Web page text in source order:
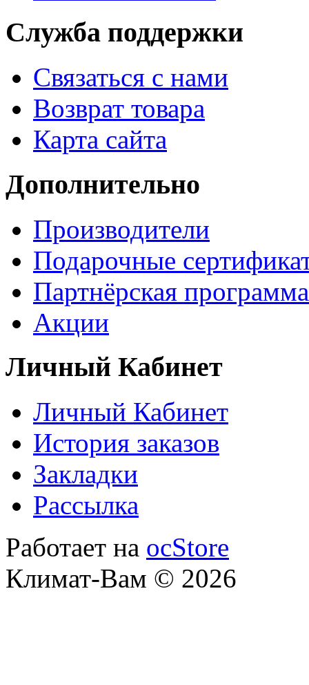
Служба поддержки
Связаться с нами
Возврат товара
Карта сайта
Дополнительно
Производители
Подарочные
Партнёрская программа
Акции
Личный Кабинет
Личный Кабинет
История заказов
Закладки
Рассылка
Работает на ocStore
Климат-Вам © 2026